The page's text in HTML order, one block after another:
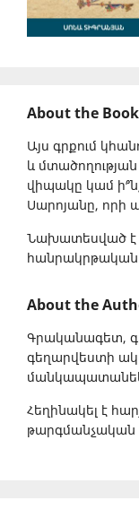
About the Book
Այս գրքում
և մտածողության
վիպակը կամ
Սարոյանը, որի
Նախատեսված է
հանրակրթական
About the
Գրականագետ,
գեղարվեստի
Հեղինակել է
թարգմանչական